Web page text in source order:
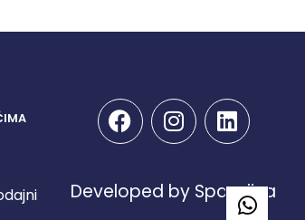
Developed by Spandiva